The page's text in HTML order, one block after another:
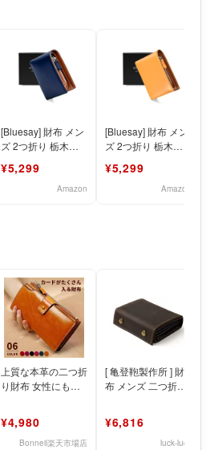
[Bluesay] 財布 メン
ズ 2つ折り 栃木レ
つ折り財
¥5,299
Amazon
[Bluesay] 財布 メン
ズ 2つ折り 栃木レ
つ折り財
¥5,299
Amazon
上質な本革の二つ折
り財布 女性にも男
クトなが
¥4,980
Bonneil楽天市場店
[ 亀登鞄製作所 ] 財
布 メンズ 二つ折り
¥6,816
luck-luck